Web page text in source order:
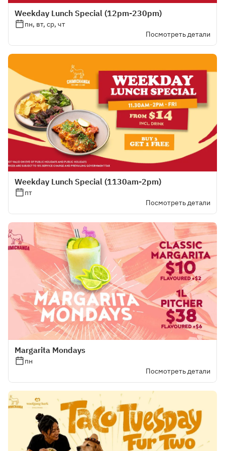
Weekday Lunch Special (12pm-230pm)
пн, вт, ср, чт
Посмотреть детали
Weekday Lunch Special (1130am-2pm)
пт
Посмотреть детали
Margarita Mondays
пн
Посмотреть детали